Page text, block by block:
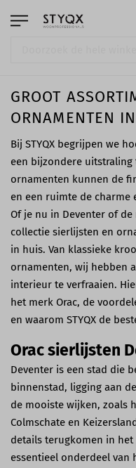
GROOT
ORNAMENTEN
Bij STYQX begrijpen we
een bijzondere uitstraling
ornamenten kunnen de
en een ruimte de charme
Of je nu in Deventer of
collectie sierlijsten en
in huis. Van klassieke
ornamenten, wij hebben
interieur te verfraaien.
het merk Orac, de
en waarom STYQX de
Orac sierlijsten
Deventer is een stad die
binnenstad, ligging aan
de mooiste wijken, zoals
Colmschate en
details terugkomen in
essentieel onderdeel van